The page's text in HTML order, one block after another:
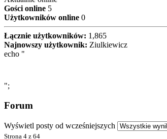
Gości online 5
Użytkowników online 0
Łącznie użytkowników: 1,865
Najnowszy użytkownik: Ziulkiewicz
echo "
";
Forum
Wyświetl posty od wcześniejszych
Strona 4 z 64